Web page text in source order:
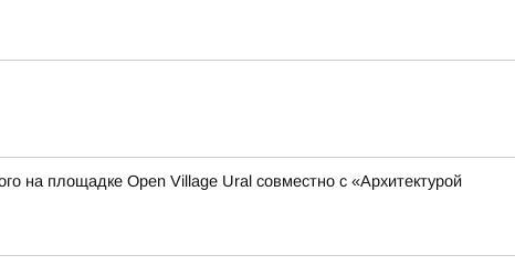
на площадке Open Village Ural совместно с «Архитектурой